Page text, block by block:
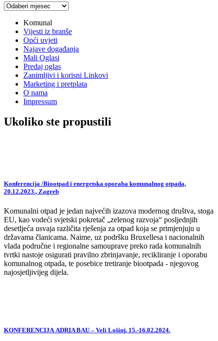
Arhiva
Komunal
Vijesti iz branše
Opći uvjeti
Najave događanja
Mali Oglasi
Predaj oglas
Zanimljivi i korisni Linkovi
Marketing i pretplata
O nama
Impressum
Ukoliko ste propustili
Konferencija /Biootpad i energetska oporaba komunalnog otpada,
20.12.2023., Zagreb
Komunalni otpad je jedan najvećih izazova modernog društva, stoga
EU, kao vodeći svjetski pokretač „zelenog razvoja“ posljednjih
desetljeća usvaja različita rješenja za otpad koja se primjenjuju u
državama članicama. Naime, uz podršku Bruxellesa i nacionalnih
vlada područne i regionalne samouprave preko rada komunalnih
tvrtki nastoje osigurati pravilno zbrinjavanje, recikliranje i oporabu
komunalnog otpada, te posebice tretiranje biootpada - njegovog
najosjetljivijeg dijela.
KONFERENCIJA ADRIA BAU – Veli Lošinj, 15.-16.02.2024.